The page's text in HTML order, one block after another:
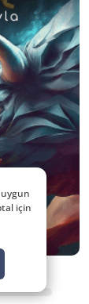
için